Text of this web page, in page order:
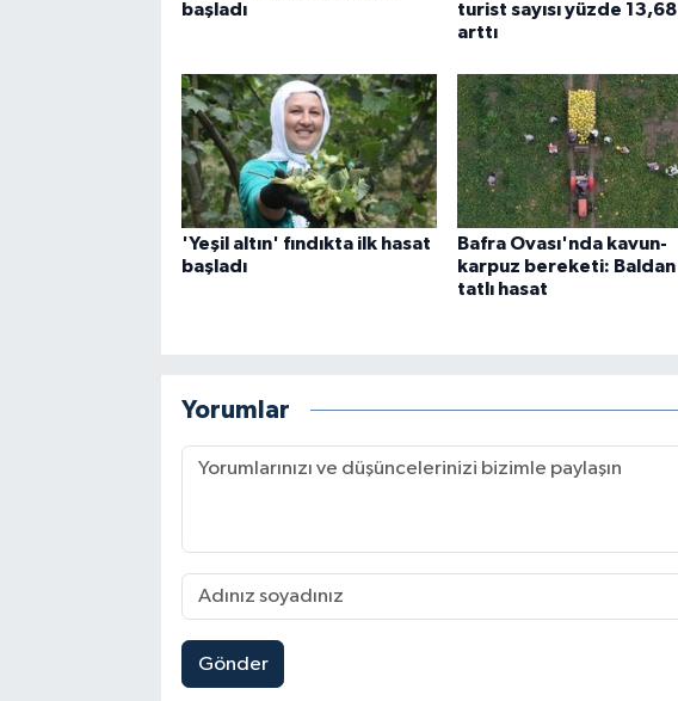
başladı
turist sayısı yüzde 13,68
arttı
'Yeşil altın' fındıkta ilk hasat
başladı
Bafra Ovası'nda kavun-
karpuz bereketi: Baldan
tatlı hasat
Yorumlar
Gönder